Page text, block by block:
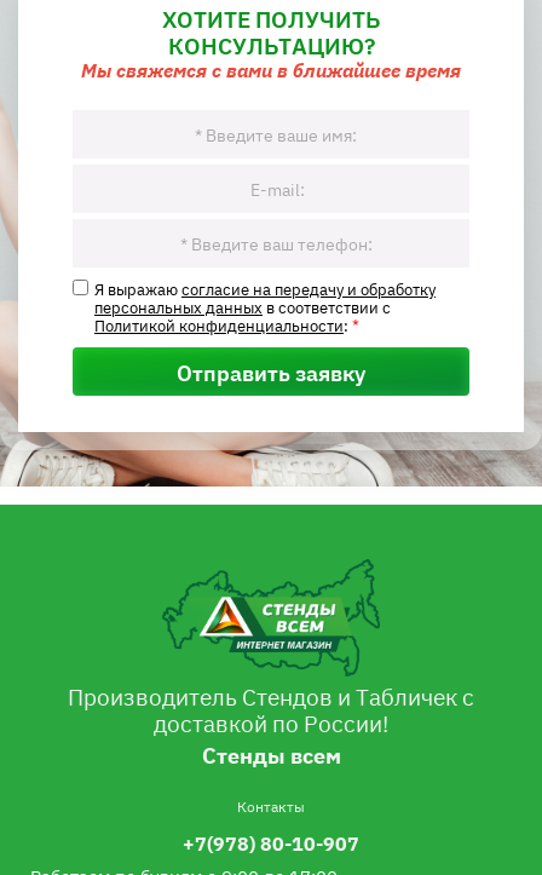
ХОТИТЕ ПОЛУЧИТЬ
КОНСУЛЬТАЦИЮ?
Мы свяжемся с вами в ближайшее время
Я выражаюсогласие на передачу и обработку
персональных данных в соответствии с
Политикой конфиденциальности: *
Отправить заявку
Производитель Стендов и Табличек с
доставкой по России!
Стенды всем
Контакты
+7(978) 80-10-907